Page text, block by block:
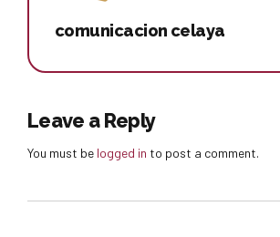
comunicacion celaya
Leave a Reply
You must be logged in to post a comment.